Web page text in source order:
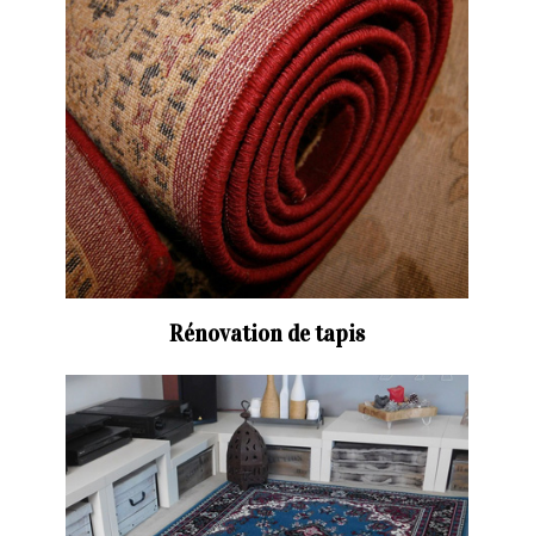
Rénovation de tapis